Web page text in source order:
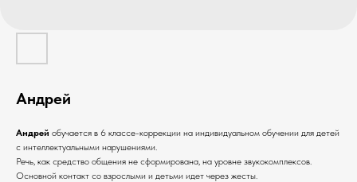
Андрей
Андрей обучается в 6 классе-коррекции на индивидуальном обучении для детей
с интеллектуальными нарушениями.
Речь, как средство общения не сформирована, на уровне звукокомплексов.
Основной контакт со взрослыми и детьми идет через жесты.